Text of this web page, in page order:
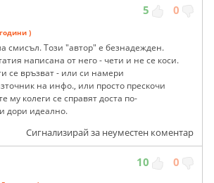
5 0
)
смисъл. Този "автор" е безнадежден.
написана от него - чети и не се коси.
се връзват - или си намери
на инфо., или просто прескочи
му колеги се справят доста по-
дори идеално.
Сигнализирай за неуместен коментар
10 0